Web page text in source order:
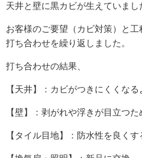
天井と壁に黒カビが生えていまし
お客様のご要望（カビ対策）と工
打ち合わせを繰り返しました。
打ち合わせの結果、
【天井】：カビがつきにくくな
【壁】：剥がれや浮きが目立つ
【タイル目地】：防水性を良く